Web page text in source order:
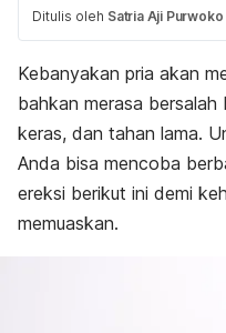
Ditulis oleh Satria Aji Purwoko
Kebanyakan pria akan
bahkan merasa bersalah
keras, dan tahan lama.
Anda bisa mencoba
ereksi berikut ini demi
memuaskan.